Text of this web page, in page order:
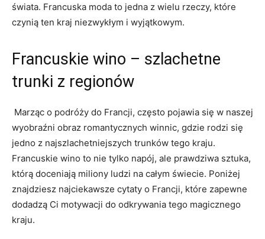
świata. Francuska ⁣moda to jedna z wielu rzeczy, które
czynią ten kraj niezwykłym i wyjątkowym.
Francuskie wino – szlachetne
trunki z regionów
⁢ Marząc o podróży​ do Francji, często pojawia się w naszej
wyobraźni obraz romantycznych winnic, gdzie rodzi się
jedno z najszlachetniejszych trunków tego kraju.
Francuskie wino⁢ to nie tylko napój, ale prawdziwa ⁤sztuka,
którą doceniają miliony ⁢ludzi na całym świecie. Poniżej
znajdziesz najciekawsze cytaty‌ o‌ Francji, które zapewne
dodadzą Ci motywacji do odkrywania tego magicznego
kraju.